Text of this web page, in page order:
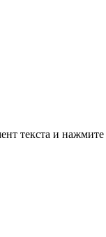
текста и нажмите